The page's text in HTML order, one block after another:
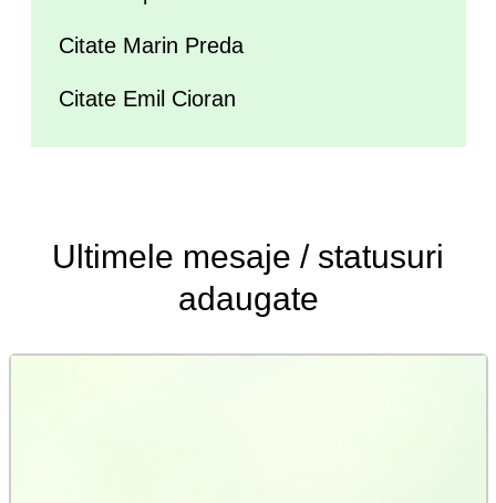
Citate Marin Preda
Citate Emil Cioran
Ultimele mesaje / statusuri
adaugate